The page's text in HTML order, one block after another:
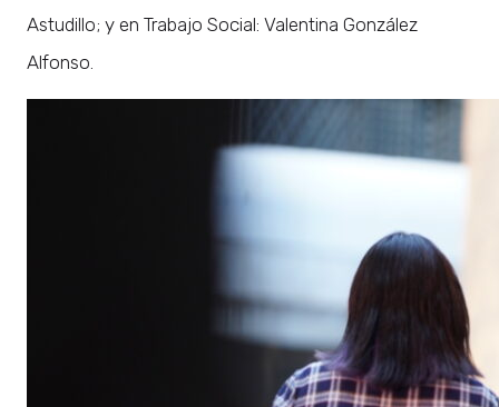
Astudillo; y en Trabajo Social: Valentina González
Alfonso.